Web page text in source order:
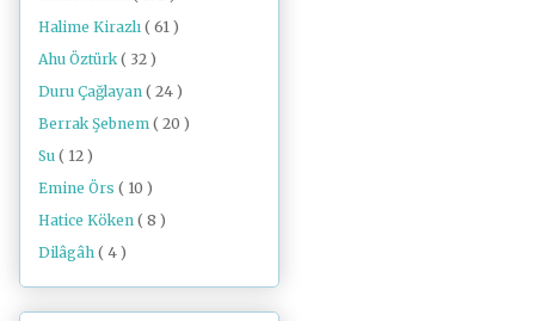
Halime Kirazlı ( 61 )
Ahu Öztürk ( 32 )
Duru Çağlayan ( 24 )
Berrak Şebnem ( 20 )
Su ( 12 )
Emine Örs ( 10 )
Hatice Köken ( 8 )
Dilâgâh ( 4 )